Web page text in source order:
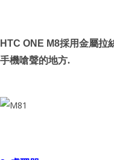
HTC ONE M8採用金屬拉
手機嗆聲的地方.